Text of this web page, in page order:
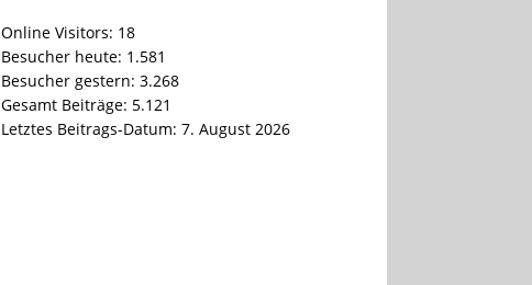
Online Visitors: 18
Besucher heute: 1.581
Besucher gestern: 3.268
Gesamt Beiträge: 5.121
Letztes Beitrags-Datum: 7. August 2026